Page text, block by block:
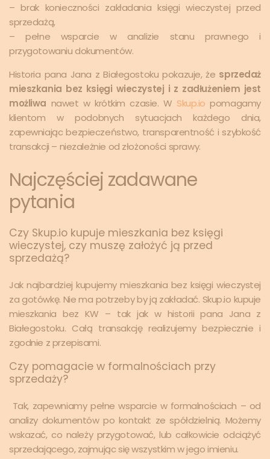
– brak konieczności zakładania księgi wieczystej przed
sprzedażą,
– pełne wsparcie w analizie stanu prawnego i
przygotowaniu dokumentów.
Historia pana Jana z Białegostoku pokazuje, że sprzedaż
mieszkania bez księgi wieczystej i z zadłużeniem jest
możliwa nawet w krótkim czasie. W Skup.io pomagamy
klientom w podobnych sytuacjach każdego dnia,
zapewniając bezpieczeństwo, transparentność i szybkość
transakcji – niezależnie od złożoności sprawy.
Najczęściej zadawane
pytania
Czy Skup.io kupuje mieszkania bez księgi
wieczystej, czy muszę założyć ją przed
sprzedażą?
Jak najbardziej kupujemy mieszkania bez księgi wieczystej
za gotówkę. Nie ma potrzeby by ją zakładać. Skup.io kupuje
mieszkania bez KW – tak jak w historii pana Jana z
Białegostoku. Całą transakcję realizujemy bezpiecznie i
zgodnie z przepisami.
Czy pomagacie w formalnościach przy
sprzedaży?
Tak, zapewniamy pełne wsparcie w formalnościach – od
analizy dokumentów po kontakt ze spółdzielnią. Możemy
wskazać, co należy przygotować, lub całkowicie odciążyć
sprzedającego, zajmując się wszystkim w jego imieniu.